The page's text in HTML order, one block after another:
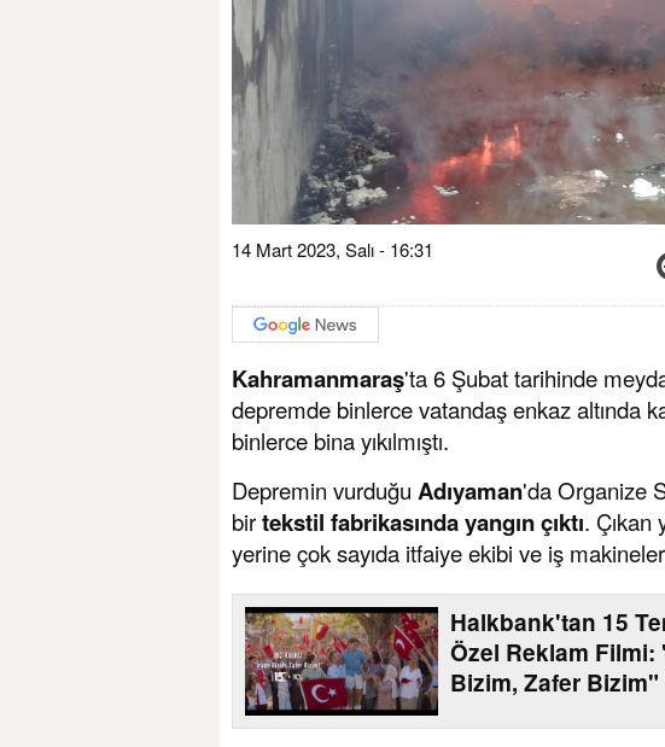
14 Mart 2023, Salı - 16:31
Kahramanmaraş'ta 6 Şubat tarihinde
depremde binlerce vatandaş enkaz altında
binlerce bina yıkılmıştı.
Depremin vurduğu Adıyaman'da Organize
birtekstil fabrikasında yangın çıktı. Çıkan
yerine çok sayıda itfaiye ekibi ve iş
Halkbank'tan 15
Özel Reklam Filmi:
Bizim, Zafer Bizim"